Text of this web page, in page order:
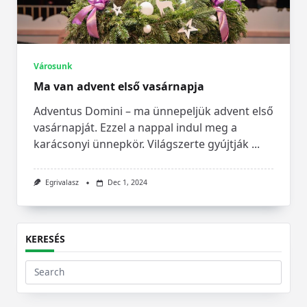
Városunk
Ma van advent első vasárnapja
Adventus Domini – ma ünnepeljük advent első
vasárnapját. Ezzel a nappal indul meg a
karácsonyi ünnepkör. Világszerte gyújtják ...
Egrivalasz Dec 1, 2024
KERESÉS
Search
for: